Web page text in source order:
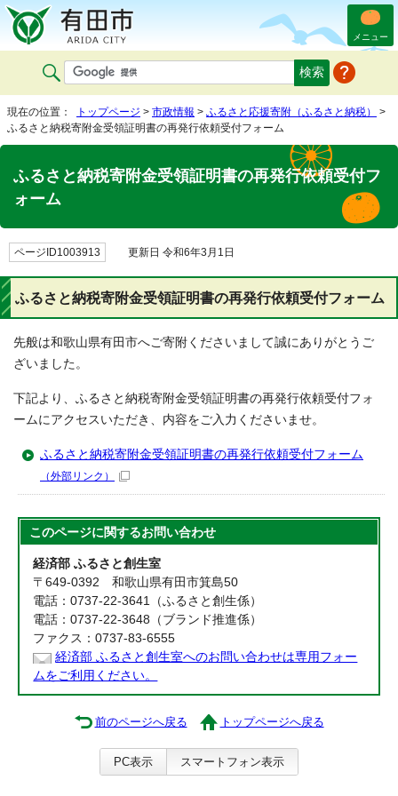
メニュー
現在の位置： トップページ > 市政情報 > ふるさと応援寄附（ふるさと納税）
>
ふるさと納税寄附金受領証明書の再発行依頼受付フォーム
ふるさと納税寄附金受領証明書の再発行依頼受付フ
ォーム
ページID1003913 更新日 令和6年3月1日
ふるさと納税寄附金受領証明書の再発行依頼受付フォーム
先般は和歌山県有田市へご寄附くださいまして誠にありがとうご
ざいました。
下記より、ふるさと納税寄附金受領証明書の再発行依頼受付フォ
ームにアクセスいただき、内容をご入力くださいませ。
ふるさと納税寄附金受領証明書の再発行依頼受付フォーム
（外部リンク）
このページに関するお問い合わせ
経済部 ふるさと創生室
〒649-0392 和歌山県有田市箕島50
電話：0737-22-3641（ふるさと創生係）
電話：0737-22-3648（ブランド推進係）
ファクス：0737-83-6555
経済部 ふるさと創生室へのお問い合わせは専用フォー
ムをご利用ください。
前のページへ戻る トップページへ戻る
PC表示 スマートフォン表示